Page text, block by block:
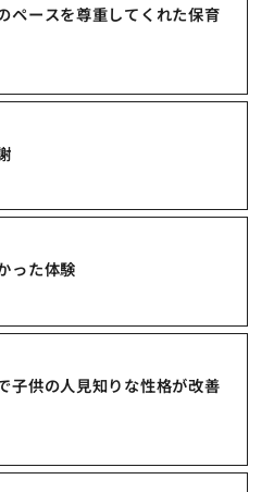
ペースを尊重してくれた保育
った体験
子供の人見知りな性格が改善